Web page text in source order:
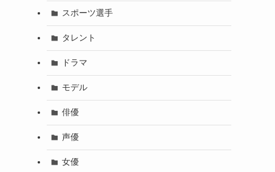
スポーツ選手
タレント
ドラマ
モデル
俳優
声優
女優